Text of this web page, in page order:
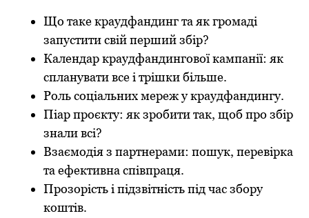
Що таке краудфандинг та як громаді
запустити свій перший збір?
Календар краудфандингової кампанії: як
спланувати все і трішки більше.
Роль соціальних мереж у краудфандингу.
Піар проєкту: як зробити так, щоб про збір
знали всі?
Взаємодія з партнерами: пошук, перевірка
та ефективна співпраця.
Прозорість і підзвітність під час збору
коштів.